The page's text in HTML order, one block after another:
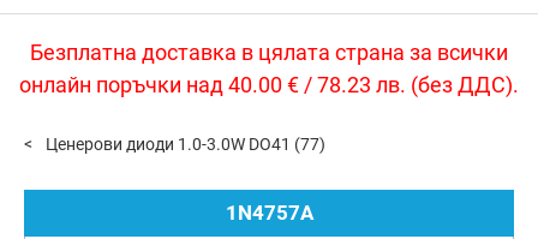
Безплатна доставка в цялата страна за всички
онлайн поръчки над 40.00 € / 78.23 лв. (без ДДС).
Ценерови диоди 1.0-3.0W DO41 (77)
1N4757A